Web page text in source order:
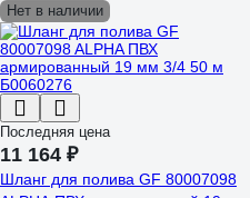
Нет в наличии
Последняя цена
11 164 ₽
Шланг для полива GF 80007098